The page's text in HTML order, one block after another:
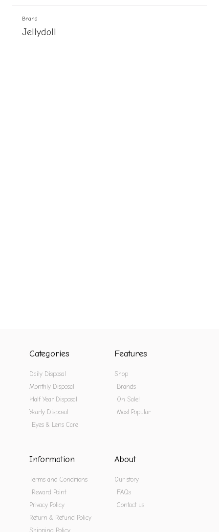
Brand
Jellydoll
Categories
Daily Disposal
Monthly Disposal
Half Year Disposal
Yearly Disposal
Eyes & Lens Care
Features
Shop
Brands
On Sale!
Most Popular
Information
Terms and Conditions
Reward Point
Privacy Policy
Return & Refund Policy
Shipping Policy
About
Our story
FAQs
Contact us